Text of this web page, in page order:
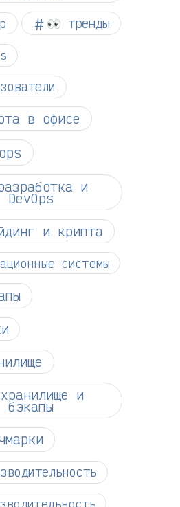
👀 тренды
в офисе
разработка и
DevOps
и крипта
системы
и
бэкапы